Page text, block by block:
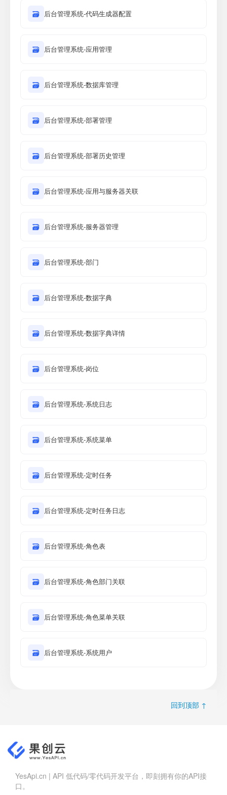
🗃 后台管理系统-代码生成器配置
🗃 后台管理系统-应用管理
🗃 后台管理系统-数据库管理
🗃 后台管理系统-部署管理
🗃 后台管理系统-部署历史管理
🗃 后台管理系统-应用与服务器关联
🗃 后台管理系统-服务器管理
🗃 后台管理系统-部门
🗃 后台管理系统-数据字典
🗃 后台管理系统-数据字典详情
🗃 后台管理系统-岗位
🗃 后台管理系统-系统日志
🗃 后台管理系统-系统菜单
🗃 后台管理系统-定时任务
🗃 后台管理系统-定时任务日志
🗃 后台管理系统-角色表
🗃 后台管理系统-角色部门关联
🗃 后台管理系统-角色菜单关联
🗃 后台管理系统-系统用户
回到顶部 ↑
YesApi.cn | API 低代码/零代码开发平台，即刻拥有你的API接
口。